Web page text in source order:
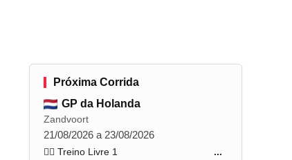
Próxima Corrida
GP da Holanda
Zandvoort
21/08/2026 a 23/08/2026
🏋️‍♂️ Treino Livre 1 ...